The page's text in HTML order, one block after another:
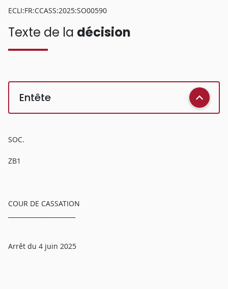
ECLI:FR:CCASS:2025:SO00590
Texte de la décision
Entête
SOC.
ZB1
COUR DE CASSATION
Arrêt du 4 juin 2025